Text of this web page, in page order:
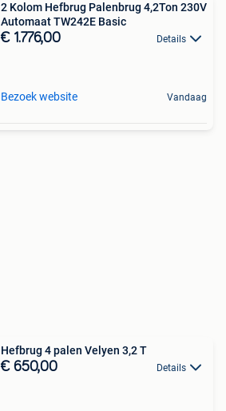
2 Kolom Hefbrug Palenbrug 4,2Ton 230V
Automaat TW242E Basic
€ 1.776,00 Details
Bezoek website Vandaag
Hefbrug 4 palen Velyen 3,2 T
€ 650,00 Details